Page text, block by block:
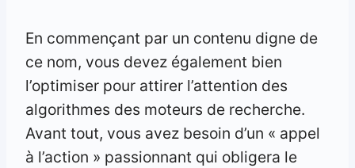
En commençant par un contenu digne de
ce nom, vous devez également bien
l’optimiser pour attirer l’attention des
algorithmes des moteurs de recherche.
Avant tout, vous avez besoin d’un « appel
à l’action » passionnant qui obligera le